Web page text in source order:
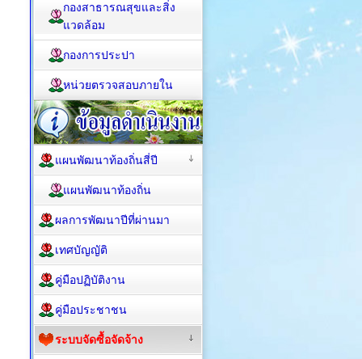
กองสาธารณสุขและสิ่ง
แวดล้อม
กองการประปา
หน่วยตรวจสอบภายใน
แผนพัฒนาท้องถิ่นสี่ปี
แผนพัฒนาท้องถิ่น
ผลการพัฒนาปีที่ผ่านมา
เทศบัญญัติ
คู่มือปฏิบัติงาน
คู่มือประชาชน
ระบบจัดซื้อจัดจ้าง